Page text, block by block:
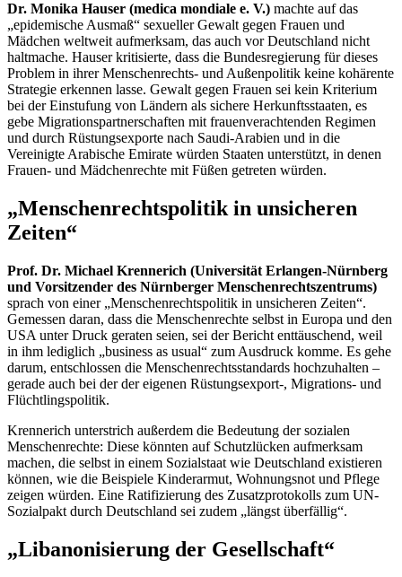
Dr. Monika Hauser (medica mondiale e. V.) machte auf das
„epidemische Ausmaß“ sexueller Gewalt gegen Frauen und
Mädchen weltweit aufmerksam, das auch vor Deutschland nicht
haltmache. Hauser kritisierte, dass die Bundesregierung für dieses
Problem in ihrer Menschenrechts- und Außenpolitik keine kohärente
Strategie erkennen lasse. Gewalt gegen Frauen sei kein Kriterium
bei der Einstufung von Ländern als sichere Herkunftsstaaten, es
gebe Migrationspartnerschaften mit frauenverachtenden Regimen
und durch Rüstungsexporte nach Saudi-Arabien und in die
Vereinigte Arabische Emirate würden Staaten unterstützt, in denen
Frauen- und Mädchenrechte mit Füßen getreten würden.
„Menschenrechtspolitik in unsicheren
Zeiten“
Prof. Dr. Michael Krennerich (Universität Erlangen-Nürnberg
und Vorsitzender des Nürnberger Menschenrechtszentrums)
sprach von einer „Menschenrechtspolitik in unsicheren Zeiten“.
Gemessen daran, dass die Menschenrechte selbst in Europa und den
USA unter Druck geraten seien, sei der Bericht enttäuschend, weil
in ihm lediglich „business as usual“ zum Ausdruck komme. Es gehe
darum, entschlossen die Menschenrechtsstandards hochzuhalten –
gerade auch bei der der eigenen Rüstungsexport-, Migrations- und
Flüchtlingspolitik.
Krennerich unterstrich außerdem die Bedeutung der sozialen
Menschenrechte: Diese könnten auf Schutzlücken aufmerksam
machen, die selbst in einem Sozialstaat wie Deutschland existieren
können, wie die Beispiele Kinderarmut, Wohnungsnot und Pflege
zeigen würden. Eine Ratifizierung des Zusatzprotokolls zum UN-
Sozialpakt durch Deutschland sei zudem „längst überfällig“.
„Libanonisierung der Gesellschaft“